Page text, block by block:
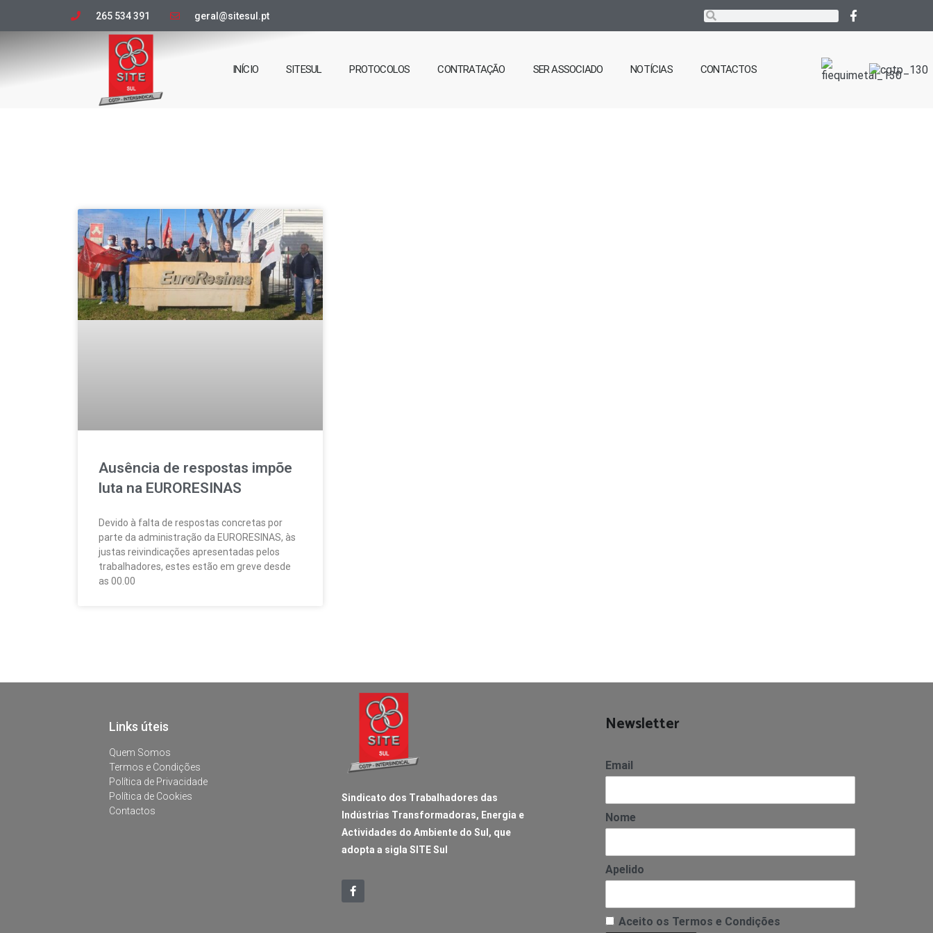
265 534 391 geral@sitesul.pt
INÍCIO SITESUL PROTOCOLOS CONTRATAÇÃO SER ASSOCIADO NOTÍCIAS CONTACTOS
Ausência de respostas impõe
luta na EURORESINAS
Devido à falta de respostas concretas por
parte da administração da EURORESINAS, às
justas reivindicações apresentadas pelos
trabalhadores, estes estão em greve desde
as 00.00
Links úteis
Quem Somos
Termos e Condições
Política de Privacidade
Política de Cookies
Contactos
Sindicato dos Trabalhadores das
Indústrias Transformadoras, Energia e
Actividades do Ambiente do Sul, que
adopta a sigla SITE Sul
Newsletter
Email
Nome
Apelido
Aceito os Termos e Condições